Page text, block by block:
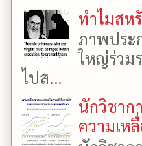
ทำไมสห
ภาพประ
ใหญ่ร่วม
ไปส...
นักวิชาก
ความเห